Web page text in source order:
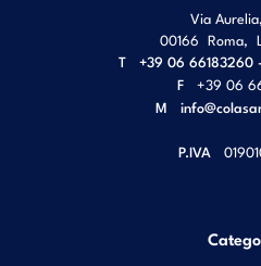
Via
00166 Roma,
T
+39 06 66183260
F
+39 06
M
P.IVA